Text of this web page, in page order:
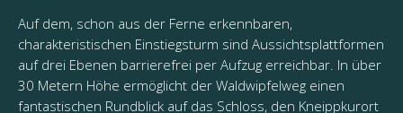
Auf dem, schon aus der Ferne erkennbaren,
charakteristischen Einstiegsturm sind Aussichtsplattformen
auf drei Ebenen barrierefrei per Aufzug erreichbar. In über
30 Metern Höhe ermöglicht der Waldwipfelweg einen
fantastischen Rundblick auf das Schloss, den Kneippkurort